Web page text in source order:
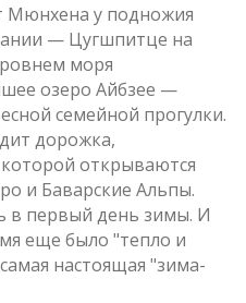
Мюнхена у подножия
— Цугшпитце на
моря
озеро Айбзее —
семейной прогулки.
дорожка,
открываются
и Баварские Альпы.
в первый день зимы. И
еще было "тепло и
настоящая "зима-